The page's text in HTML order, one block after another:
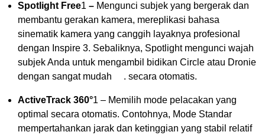
Spotlight Free1 – Mengunci subjek yang bergerak dan
membantu gerakan kamera, mereplikasi bahasa
sinematik kamera yang canggih layaknya profesional
dengan Inspire 3. Sebaliknya, Spotlight mengunci wajah
subjek Anda untuk mengambil bidikan Circle atau Dronie
dengan sangat mudah . secara otomatis.
ActiveTrack 360°1 – Memilih mode pelacakan yang
optimal secara otomatis. Contohnya, Mode Standar
mempertahankan jarak dan ketinggian yang stabil relatif